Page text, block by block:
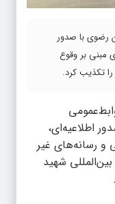
رضوی با صدور
مبنی بر وقوع
تکذیب کرد.
اطلاعیه‌ای،
و رسانه‌های غیر
شهید